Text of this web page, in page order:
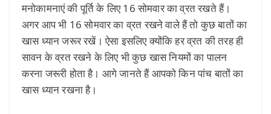
मनोकामनाएं की पूर्ति के लिए 16 सोमवार का व्रत रखते हैं।
अगर आप भी 16 सोमवार का व्रत रखने वाले हैं तो कुछ बातों का
खास ध्यान जरूर रखें। ऐसा इसलिए क्योंकि हर व्रत की तरह ही
सावन के व्रत रखने के लिए भी कुछ खास नियमों का पालन
करना जरूरी होता है। आगे जानते हैं आपको किन पांच बातों का
खास ध्यान रखना है।